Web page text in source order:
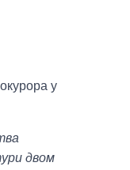
у
двом